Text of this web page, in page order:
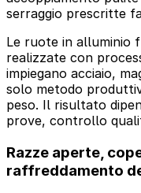
serraggio prescritte
Le ruote in alluminio
realizzate con
impiegano acciaio,
solo metodo
peso. Il risultato
prove, controllo
Razze aperte,
raffreddamento